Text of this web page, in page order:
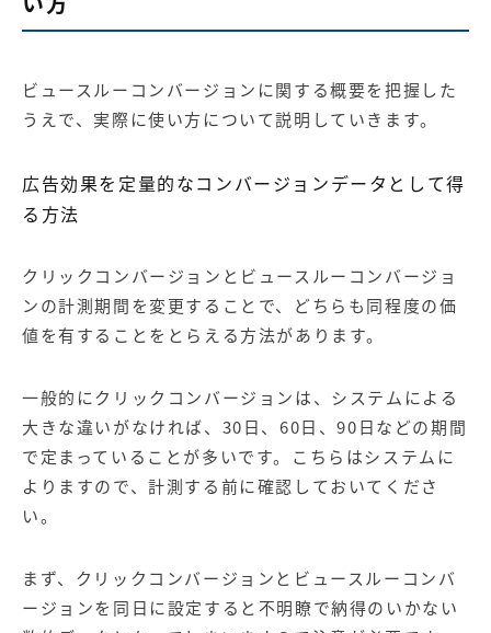
ビュースルーコンバージョンに関する概要を把握した
うえで、実際に使い方について説明していきます。
広告効果を定量的なコンバージョンデータとして得
る方法
クリックコンバージョンとビュースルーコンバージョ
ンの計測期間を変更することで、どちらも同程度の価
値を有することをとらえる方法があります。
一般的にクリックコンバージョンは、システムによる
大きな違いがなければ、30日、60日、90日などの期間
で定まっていることが多いです。こちらはシステムに
よりますので、計測する前に確認しておいてくださ
い。
まず、クリックコンバージョンとビュースルーコンバ
ージョンを同日に設定すると不明瞭で納得のいかない